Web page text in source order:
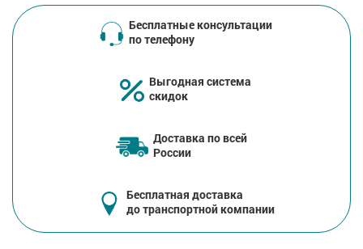
Бесплатные консультации
по телефону
Выгодная система
скидок
Доставка по всей
России
Бесплатная доставка
до транспортной компании